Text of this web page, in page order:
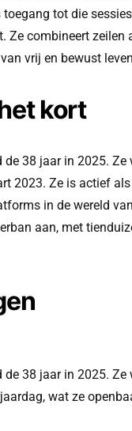
tot die
Ze combineert zeilen
vrij en bewust
kort
38 jaar in 2025.
2023. Ze is actief
in de wereld
aan, met
38 jaar in 2025.
wat ze